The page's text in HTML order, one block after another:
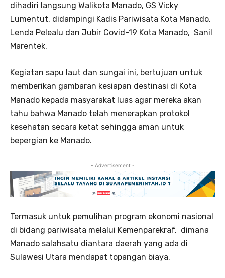
dihadiri langsung Walikota Manado, GS Vicky
Lumentut, didampingi Kadis Pariwisata Kota Manado,
Lenda Pelealu dan Jubir Covid-19 Kota Manado, Sanil
Marentek.
Kegiatan sapu laut dan sungai ini, bertujuan untuk
memberikan gambaran kesiapan destinasi di Kota
Manado kepada masyarakat luas agar mereka akan
tahu bahwa Manado telah menerapkan protokol
kesehatan secara ketat sehingga aman untuk
bepergian ke Manado.
- Advertisement -
Termasuk untuk pemulihan program ekonomi nasional
di bidang pariwisata melalui Kemenparekraf, dimana
Manado salahsatu diantara daerah yang ada di
Sulawesi Utara mendapat topangan biaya.